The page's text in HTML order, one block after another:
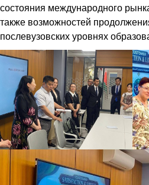
состояния международного
также возможностей
послевузовских уровнях